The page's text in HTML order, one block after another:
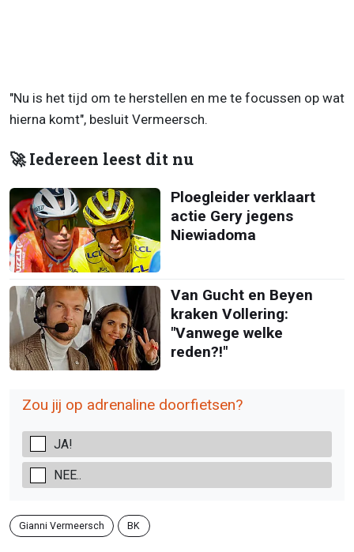
"Nu is het tijd om te herstellen en me te focussen op wat
hierna komt", besluit Vermeersch.
🚀 Iedereen leest dit nu
Ploegleider verklaart
actie Gery jegens
Niewiadoma
Van Gucht en Beyen
kraken Vollering:
"Vanwege welke
reden?!"
Zou jij op adrenaline doorfietsen?
JA!
NEE..
Gianni Vermeersch BK